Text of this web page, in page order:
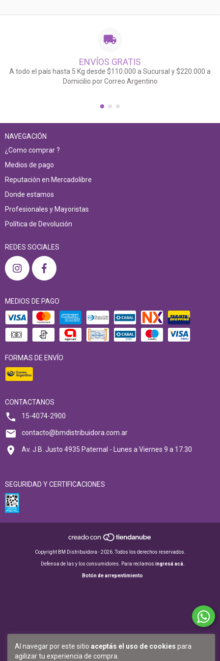
Al navegar por este sitio aceptás el uso de cookies para
agilizar tu experiencia de compra.
ENVÍOS GRATIS
A todo el país hasta 5 Kg desde $110.000 a Sucursal y $220.000 a
Domicilio por Correo Argentino
NAVEGACIÓN
¿Como comprar ?
Medios de pago
Reputación en Mercadolibre
Donde estamos
Profesionales y Mayoristas
Política de Devolución
REDES SOCIALES
MEDIOS DE PAGO
FORMAS DE ENVÍO
CONTACTANOS
15-4074-2900
contacto@bmdistribuidora.com.ar
Av. J.B. Justo 4935 Paternal - Lunes a Viernes 9 a 17.30
SEGURIDAD Y CERTIFICACIONES
Copyright BM Distribuidora - 2026. Todos los derechos reservados.
Defensa de las y los consumidores. Para reclamos ingresá acá.
Botón de arrepentimiento